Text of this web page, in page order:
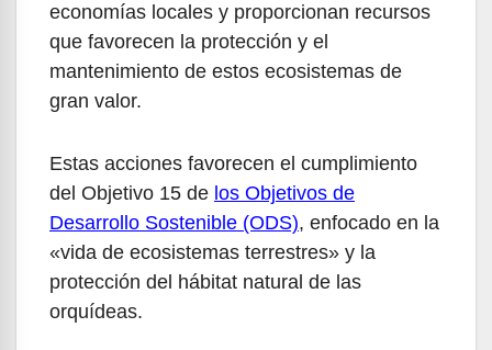
economías locales y proporcionan recursos
que favorecen la protección y el
mantenimiento de estos ecosistemas de
gran valor.
Estas acciones favorecen el cumplimiento
del Objetivo 15 de los Objetivos de
Desarrollo Sostenible (ODS), enfocado en la
«vida de ecosistemas terrestres» y la
protección del hábitat natural de las
orquídeas.